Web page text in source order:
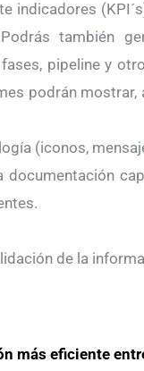
indicadores
también
pipeline y
podrán
(iconos,
de la
más eficiente